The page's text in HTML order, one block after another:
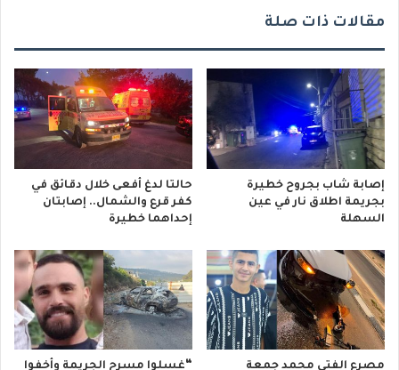
مقالات ذات صلة
إصابة شاب بجروح خطيرة
بجريمة اطلاق نار في عين
السهلة
حالتا لدغ أفعى خلال دقائق في
كفر قرع والشمال.. إصابتان
إحداهما خطيرة
مصرع الفتى محمد جمعة
“غسلوا مسرح الجريمة وأخفوا